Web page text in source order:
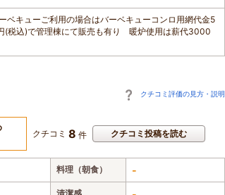
キューご利用の場合はバーベキューコンロ用網代金5
(税込)で管理棟にて販売も有り 暖炉使用は薪代3000
クチコミ評価の見方・説明
クチコミ 8 件 クチコミ投稿を読む
料理（朝食） -